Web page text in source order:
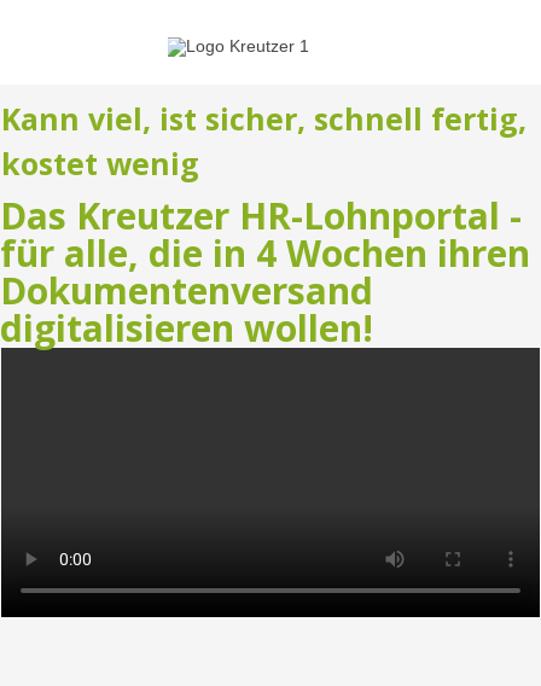
Kann viel, ist sicher, schnell fertig,
kostet wenig
Das Kreutzer HR-Lohnportal -
für alle, die in 4 Wochen ihren
Dokumentenversand
digitalisieren wollen!